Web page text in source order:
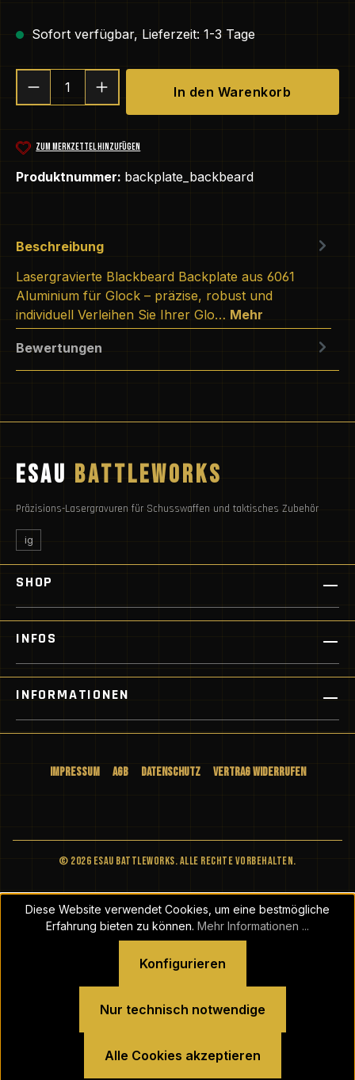
Sofort verfügbar, Lieferzeit: 1-3 Tage
Produkt Anzahl: Gib den
In den Warenkorb
ZUM MERKZETTEL HINZUFÜGEN
Produktnummer: backplate_backbeard
Beschreibung
Lasergravierte Blackbeard Backplate aus 6061
Aluminium für Glock – präzise, robust und
individuell Verleihen Sie Ihrer Glo… Mehr
Bewertungen
ESAU BATTLEWORKS
Präzisions-Lasergravuren für Schusswaffen und taktisches Zubehör
ig
SHOP
INFOS
INFORMATIONEN
Impressum AGB Datenschutz Vertrag widerrufen
© 2026 ESAU BATTLEWORKS. Alle Rechte vorbehalten.
Diese Website verwendet Cookies, um eine bestmögliche
Erfahrung bieten zu können. Mehr Informationen ...
Nur technisch notwendige
Konfigurieren
Alle Cookies akzeptieren